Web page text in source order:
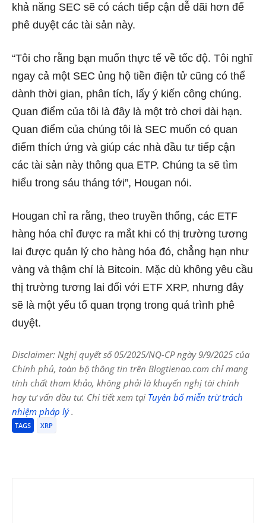
khả năng SEC sẽ có cách tiếp cận dễ dãi hơn để
phê duyệt các tài sản này.
“Tôi cho rằng bạn muốn thực tế về tốc độ. Tôi nghĩ
ngay cả một SEC ủng hộ tiền điện tử cũng có thể
dành thời gian, phân tích, lấy ý kiến ​​công chúng.
Quan điểm của tôi là đây là một trò chơi dài hạn.
Quan điểm của chúng tôi là SEC muốn có quan
điểm thích ứng và giúp các nhà đầu tư tiếp cận
các tài sản này thông qua ETP. Chúng ta sẽ tìm
hiểu trong sáu tháng tới”, Hougan nói.
Hougan chỉ ra rằng, theo truyền thống, các ETF
hàng hóa chỉ được ra mắt khi có thị trường tương
lai được quản lý cho hàng hóa đó, chẳng hạn như
vàng và thậm chí là Bitcoin. Mặc dù không yêu cầu
thị trường tương lai đối với ETF XRP, nhưng đây
sẽ là một yếu tố quan trọng trong quá trình phê
duyệt.
Disclaimer: Nghị quyết số 05/2025/NQ-CP ngày 9/9/2025 của
Chính phủ, toàn bộ thông tin trên Blogtienao.com chỉ mang
tính chất tham khảo, không phải là khuyến nghị tài chính
hay tư vấn đầu tư. Chi tiết xem tại Tuyên bố miễn trừ trách
nhiệm pháp lý.
TAGS XRP